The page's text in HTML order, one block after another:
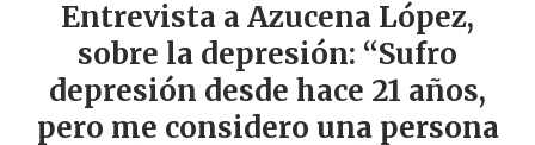
Entrevista a Azucena López,
sobre la depresión: “Sufro
depresión desde hace 21 años,
pero me considero una persona